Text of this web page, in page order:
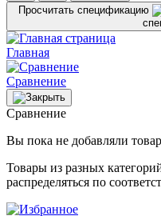
Просчитать спецификацию
Главная
Сравнение
Сравнение
Вы пока не добавляли
Товары из разных
распределяться по